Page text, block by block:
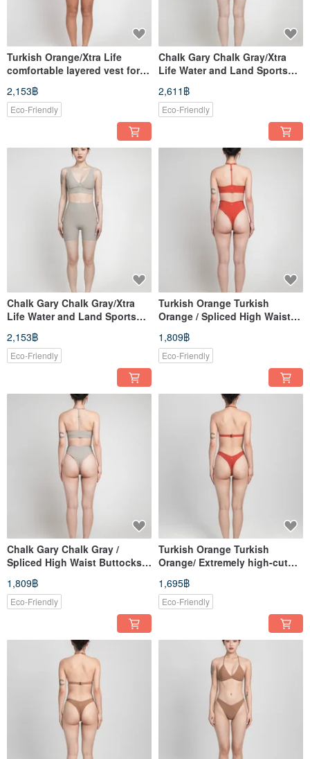
Turkish Orange/Xtra Life
comfortable layered vest for
water and land sports
2,153฿
Eco-Friendly
Chalk Gary Chalk Gray/Xtra
Life Water and Land Sports
High Waist Functional Quarter
Pants/Bo
2,611฿
Eco-Friendly
Chalk Gary Chalk Gray/Xtra
Life Water and Land Sports
Comfortable Layered Vest/Top
2,153฿
Eco-Friendly
Turkish Orange Turkish
Orange / Spliced ​​High Waist
Buttocks Pants / Bottom
1,809฿
Eco-Friendly
Chalk Gary Chalk Gray /
Spliced ​​High Waist Buttocks
Pants / Bottom
1,809฿
Eco-Friendly
Turkish Orange Turkish
Orange/ Extremely high-cut
thong bottoms/ Bottom
1,695฿
Eco-Friendly